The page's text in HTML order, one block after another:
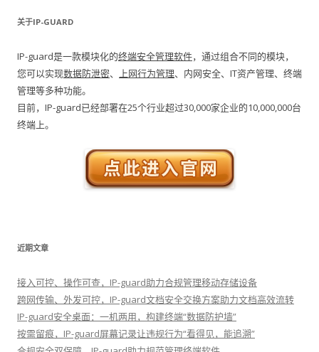
关于IP-GUARD
IP-guard是一款模块化的终端安全管理软件，通过组合不同的模块，
您可以实现数据防泄密、 上网行为管理、内网安全、IT资产管理、终端
管理等多种功能。
目前，IP-guard已经部署在25个行业超过30,000家企业的10,000,000台
终端上。
近期文章
接入可控、操作可查，IP-guard助力合规管理移动存储设备
跨网传输、外发可控，IP-guard文档安全交换方案助力文档高效流转
IP-guard安全桌面：一机两用，构建终端“数据防护墙”
按需留痕，IP-guard屏幕记录让违规行为“看得见，能追溯”